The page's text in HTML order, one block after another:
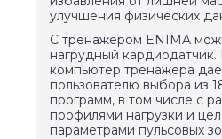
улучшения физических
С тренажером ENIMA
нагрудный кардиодатчик.
компьютер тренажера
пользователю выбора из
программ, в том числе с
профилями нагрузки и
параметрами пульсовых